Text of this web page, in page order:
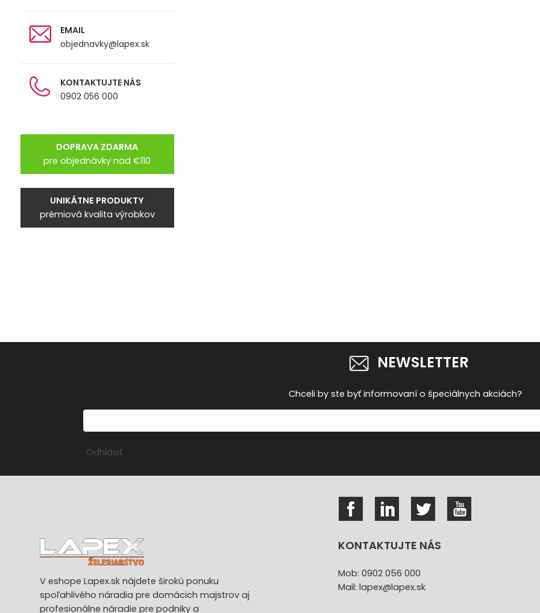
EMAIL
objednavky@lapex.sk
KONTAKTUJTE NÁS
0902 056 000
DOPRAVA ZDARMA
pre objednávky nad €110
UNIKÁTNE PRODUKTY
prémiová kvalita výrobkov
NEWSLETTER
Chceli by ste byť informovaní o špeciálnych akciách?
Odhlásiť
V eshope Lapex.sk nájdete širokú ponuku
spoľahlivého náradia pre domácich majstrov aj
profesionálne náradie pre podniky a
KONTAKTUJTE NÁS
Mob: 0902 056 000
Mail: lapex@lapex.sk